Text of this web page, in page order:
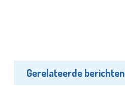
Gerelateerde berichten